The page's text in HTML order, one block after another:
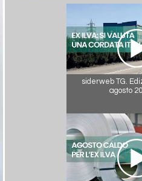
siderweb TG.
agosto